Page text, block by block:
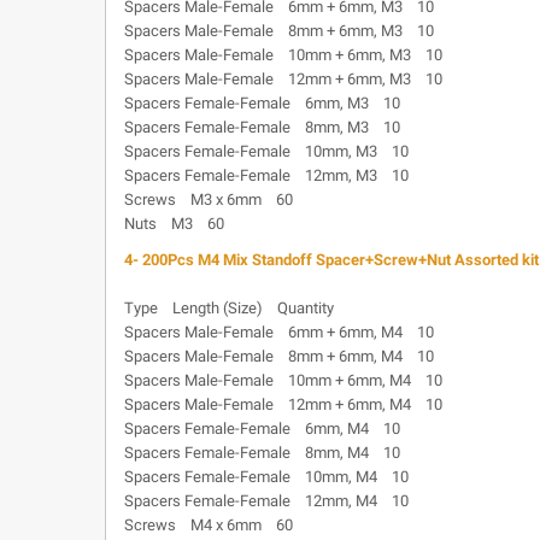
Spacers Male-Female 6mm + 6mm, M3 10
Spacers Male-Female 8mm + 6mm, M3 10
Spacers Male-Female 10mm + 6mm, M3 10
Spacers Male-Female 12mm + 6mm, M3 10
Spacers Female-Female 6mm, M3 10
Spacers Female-Female 8mm, M3 10
Spacers Female-Female 10mm, M3 10
Spacers Female-Female 12mm, M3 10
Screws M3 x 6mm 60
Nuts M3 60
4- 200Pcs M4 Mix Standoff Spacer+Screw+Nut Assorted
Type Length (Size) Quantity
Spacers Male-Female 6mm + 6mm, M4 10
Spacers Male-Female 8mm + 6mm, M4 10
Spacers Male-Female 10mm + 6mm, M4 10
Spacers Male-Female 12mm + 6mm, M4 10
Spacers Female-Female 6mm, M4 10
Spacers Female-Female 8mm, M4 10
Spacers Female-Female 10mm, M4 10
Spacers Female-Female 12mm, M4 10
Screws M4 x 6mm 60